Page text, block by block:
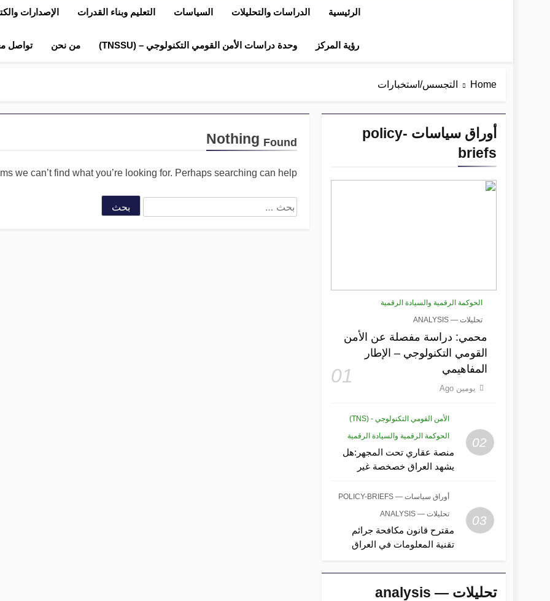
الرئيسية الدراسات والتحليلات السياسات التعليم وبناء القدرات الإصدارات
رؤية المركز وحدة دراسات الأمن القومي التكنولوجي – (TNSSU) من نحن تواصل
Home التجسس/استخبارات
أوراق سياسات policy-
briefs
الحوكمة الرقمية والسيادة الرقمية
تحليلات — ANALYSIS
محمي: دراسة مفصلة عن الأمن
القومي التكنولوجي – الإطار
المفاهيمي
01
يومين Ago
02
الأمن القومي التكنولوجي - (TNS)
الحوكمة الرقمية والسيادة الرقمية
منصة عقاري تحت المجهر:هل
يشهد العراق خصخصة غير
القيمة الأمنية؟
03
أوراق سياسات — POLICY-BRIEFS
تحليلات — ANALYSIS
مقترح قانون مكافحة جرائم
تقنية المعلومات في العراق
تحليلات — analysis
Nothing Found
we can’t find what you’re looking for. Perhaps searching can help.
البحث
عن: